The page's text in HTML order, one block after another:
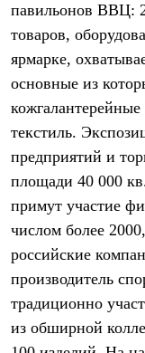
Софтшелл одежда
Куртки
Брюки
Флисовая одежда
Куртки
Брюки
Термобелье
Теплое термобелье
Среднее термобелье
Легкое термобелье
Лёгкая одежда
Футболки
Толстовки
Брюки
Женская одежда
Утепленная пухом
Куртки
павильонов ВВЦ:
товаров,
ярмарке,
основные из
текстиль.
предприятий и
площади 40 000
примут участие
числом более
российские
производитель
традиционно
из обширной